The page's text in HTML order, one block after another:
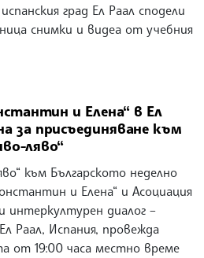
град Ел Раал сподели
снимки и видеа от учебния
и Елена“ в Ел
за присъединяване към
ляво“
към Българското неделно
и Елена“ и Асоциация
интеркултурен диалог –
Раал, Испания, провежда
от 19:00 часа местно време